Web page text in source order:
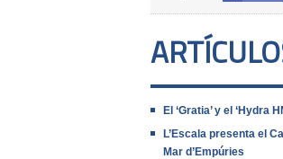
El ‘Gratia’ y el ‘Hydra
L’Escala presenta el
Mar d’Empúries